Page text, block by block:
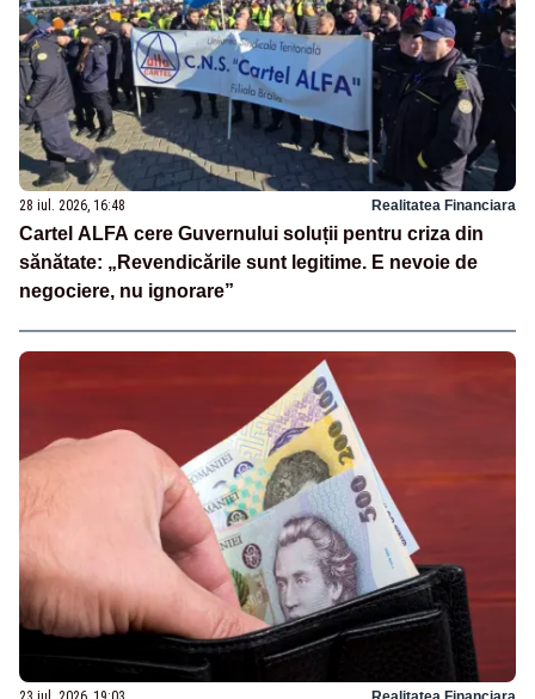
28 iul. 2026, 16:48 Realitatea Financiara
Cartel ALFA cere Guvernului soluții pentru criza din
sănătate: „Revendicările sunt legitime. E nevoie de
negociere, nu ignorare”